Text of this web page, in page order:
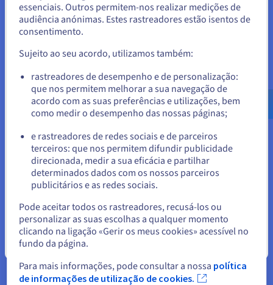
pirataria, como ataques de phishing.
Os fornecedores de motores de busca, como a Google,
também consideram importante a existência de um Secure
Sockets Layer, pelo que podem levar as organizações mais
seguras a subir no ranking das pesquisas. E depois há os
protocolos comerciais e regulatórios. Por exemplo, se uma
empresa permitir que os pagamentos por cartão de crédito
sejam efetuados no seu site, a certificação SSL é necessária
para cumprir as normas de segurança da indústria
(conhecidas como Payment Card Industry Compliance).
Certos territórios possuem também regulamentações que
exigem que as empresas tenham em vigor medidas
adequadas de segurança de dados. A ausência destas
medidas deixa a empresa vulnerável a potenciais ações
judiciais, além de multas. Isto é, a segurança SSL e o
protocolo SSL são vitais na era do comércio eletrónico. Sem o
suporte SSL, uma organização fica exposta a um conjunto de
riscos financeiros, de segurança e de reputação.
Estados Unidos.
Para encomendar a partir de Estados Unidos, terá de consultar e
Aceder ao website do Estados Unidos
us.ovhcloud.com/
Inglês USD - $
ou
Ficar no website atual
Selecionar outro website
essenciais. Outros permitem-nos realizar medições de
audiência anónimas. Estes rastreadores estão isentos de
consentimento.
Sujeito ao seu acordo, utilizamos também:
rastreadores de desempenho e de personalização:
que nos permitem melhorar a sua navegação de
acordo com as suas preferências e utilizações, bem
como medir o desempenho das nossas páginas;
e rastreadores de redes sociais e de parceiros
terceiros: que nos permitem difundir publicidade
direcionada, medir a sua eficácia e partilhar
determinados dados com os nossos parceiros
publicitários e as redes sociais.
Pode aceitar todos os rastreadores, recusá-los ou
personalizar as suas escolhas a qualquer momento
clicando na ligação «Gerir os meus cookies» acessível no
fundo da página.
Para mais informações, pode consultar a nossa política
de informações de utilização de cookies.